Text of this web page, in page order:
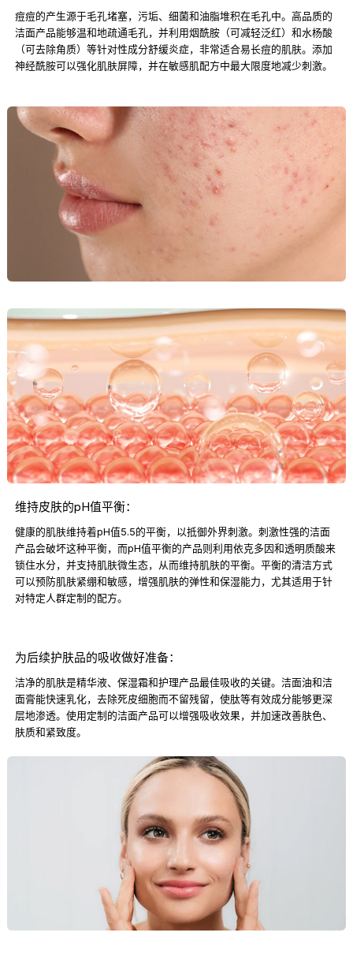
痘痘的产生源于毛孔堵塞，污垢、细菌和油脂堆积在毛孔中。高品质的
洁面产品能够温和地疏通毛孔，并利用烟酰胺（可减轻泛红）和水杨酸
（可去除角质）等针对性成分舒缓炎症，非常适合易长痘的肌肤。添加
神经酰胺可以强化肌肤屏障，并在敏感肌配方中最大限度地减少刺激。
维持皮肤的pH值平衡：
健康的肌肤维持着pH值5.5的平衡，以抵御外界刺激。刺激性强的洁面
产品会破坏这种平衡，而pH值平衡的产品则利用依克多因和透明质酸来
锁住水分，并支持肌肤微生态，从而维持肌肤的平衡。平衡的清洁方式
可以预防肌肤紧绷和敏感，增强肌肤的弹性和保湿能力，尤其适用于针
对特定人群定制的配方。
为后续护肤品的吸收做好准备：
洁净的肌肤是精华液、保湿霜和护理产品最佳吸收的关键。洁面油和洁
面膏能快速乳化，去除死皮细胞而不留残留，使肽等有效成分能够更深
层地渗透。使用定制的洁面产品可以增强吸收效果，并加速改善肤色、
肤质和紧致度。